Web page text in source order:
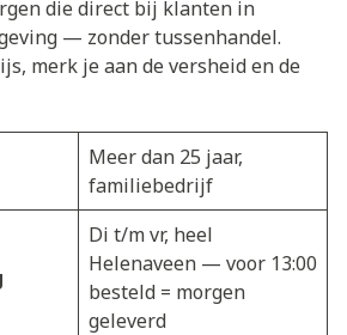
die direct bij klanten in
— zonder tussenhandel.
merk je aan de versheid en de
Meer dan 25 jaar,
familiebedrijf
Di t/m vr, heel
Helenaveen — voor 13:00
besteld = morgen
geleverd